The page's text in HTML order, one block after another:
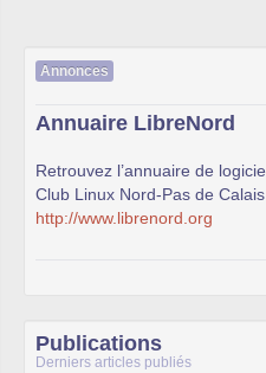
Annonces
Annuaire LibreNord
Retrouvez l’annuaire de
Club Linux Nord-Pas de
http://www.librenord.org
Publications
Derniers articles publiés